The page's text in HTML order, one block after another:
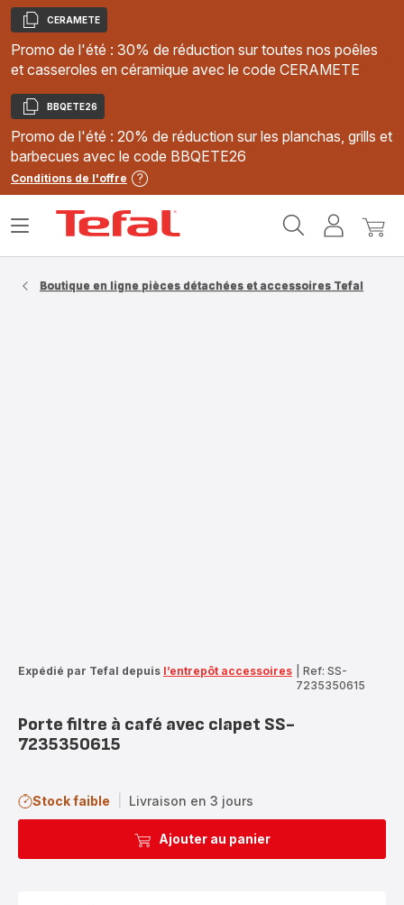
Copier
CERAMETE
Promo de l'été : 30% de réduction sur toutes nos poêles
et casseroles en céramique avec le code CERAMETE
Copier
BBQETE26
Promo de l'été : 20% de réduction sur les planchas, grills et
barbecues avec le code BBQETE26
Conditions de l'offre
MonMon
Ouvrir
Boutique en ligne pièces détachées et accessoires Tefal
Expédié par Tefal depuis l’entrepôt accessoires
Ref: SS-
7235350615
Porte filtre à café avec clapet SS-
7235350615
Stock faible Livraison en 3 jours
Ajouter au panier